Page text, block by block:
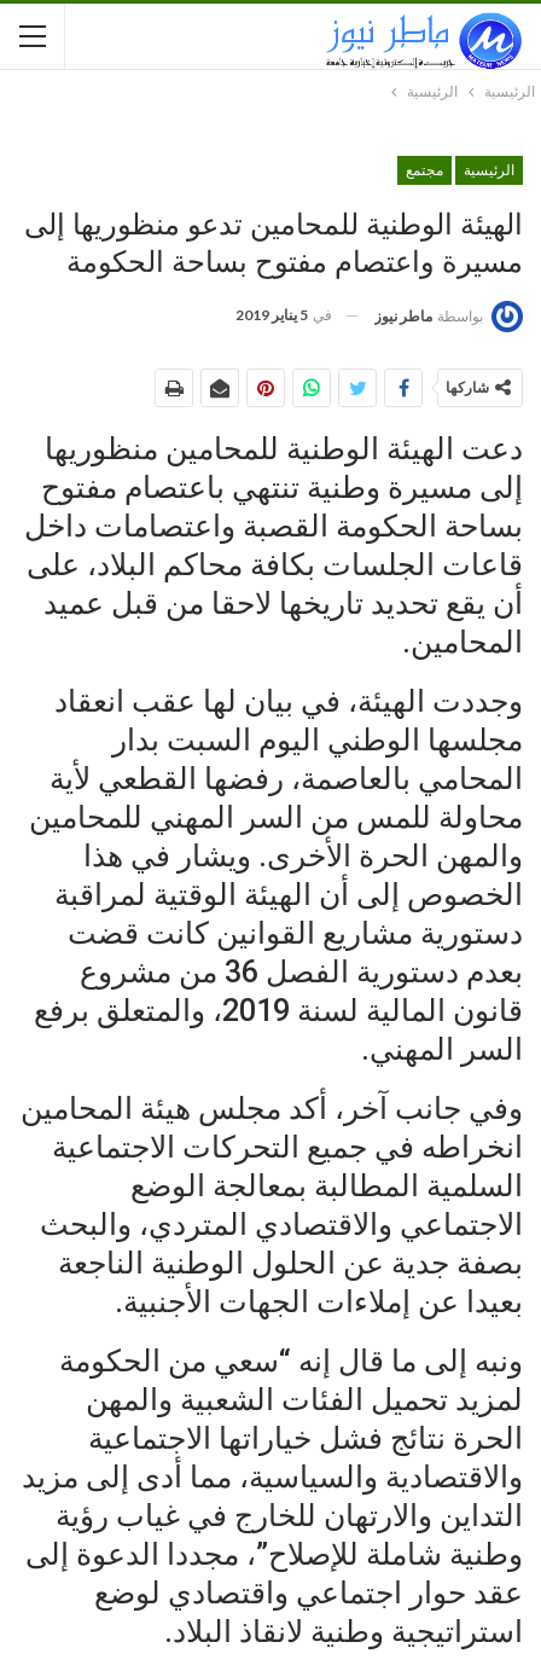
الرئيسية الرئيسية
الرئيسية مجتمع
الهيئة الوطنية للمحامين تدعو منظوريها إلى
مسيرة واعتصام مفتوح بساحة الحكومة
بواسطة ماطر نيوز في 5 يناير 2019
شاركها
دعت الهيئة الوطنية للمحامين منظوريها
إلى مسيرة وطنية تنتهي باعتصام مفتوح
بساحة الحكومة القصبة واعتصامات داخل
قاعات الجلسات بكافة محاكم البلاد، على
أن يقع تحديد تاريخها لاحقا من قبل عميد
المحامين.
وجددت الهيئة، في بيان لها عقب انعقاد
مجلسها الوطني اليوم السبت بدار
المحامي بالعاصمة، رفضها القطعي لأية
محاولة للمس من السر المهني للمحامين
والمهن الحرة الأخرى. ويشار في هذا
الخصوص إلى أن الهيئة الوقتية لمراقبة
دستورية مشاريع القوانين كانت قضت
بعدم دستورية الفصل 36 من مشروع
قانون المالية لسنة 2019، والمتعلق برفع
السر المهني.
وفي جانب آخر، أكد مجلس هيئة المحامين
انخراطه في جميع التحركات الاجتماعية
السلمية المطالبة بمعالجة الوضع
الاجتماعي والاقتصادي المتردي، والبحث
بصفة جدية عن الحلول الوطنية الناجعة
بعيدا عن إملاءات الجهات الأجنبية.
ونبه إلى ما قال إنه “سعي من الحكومة
لمزيد تحميل الفئات الشعبية والمهن
الحرة نتائج فشل خياراتها الاجتماعية
والاقتصادية والسياسية، مما أدى إلى مزيد
التداين والارتهان للخارج في غياب رؤية
وطنية شاملة للإصلاح”، مجددا الدعوة إلى
عقد حوار اجتماعي واقتصادي لوضع
استراتيجية وطنية لانقاذ البلاد.